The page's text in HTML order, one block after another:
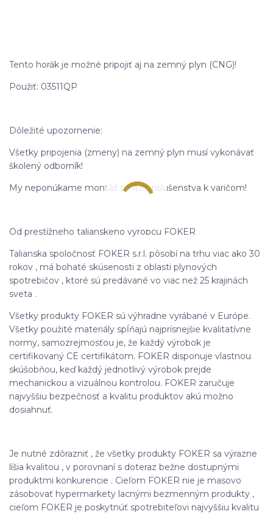
Tento horák je možné pripojiť aj na zemný plyn (CNG)!
Použiť: 03511QP
Dôležité upozornenie:
Všetky pripojenia (zmeny) na zemný plyn musí vykonávať
školený odborník!
My neponúkame montáž tohto príslušenstva k varičom!
Od prestížneho talianskeho výrobcu FOKER
Talianska spoločnosť FOKER s.r.l. pôsobí na trhu viac ako 30
rokov , má bohaté skúsenosti z oblasti plynových
spotrebičov , ktoré sú predávané vo viac než 25 krajinách
sveta .
Všetky produkty FOKER sú výhradne vyrábané v Európe.
Všetky použité materiály spĺňajú najprísnejšie kvalitatívne
normy, samozrejmosťou je, že každý výrobok je
certifikovaný CE certifikátom. FOKER disponuje vlastnou
skúšobňou, keď každý jednotlivý výrobok prejde
mechanickou a vizuálnou kontrolou. FOKER zaručuje
najvyššiu bezpečnosť a kvalitu produktov akú možno
dosiahnuť.
Je nutné zdôrazniť , že všetky produkty FOKER sa výrazne
líšia kvalitou , v porovnaní s doteraz bežne dostupnými
produktmi konkurencie . Cieľom FOKER nie je masovo
zásobovať hypermarkety lacnými bezmenným produkty ,
cieľom FOKER je poskytnúť spotrebiteľovi najvyššiu kvalitu